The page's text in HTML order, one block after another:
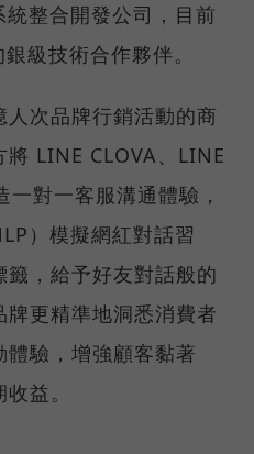
整合開發公司，目前
級技術合作夥伴。
次品牌行銷活動的商
LINE CLOVA、LINE
對一客服溝通體驗，
）模擬網紅對話習
，給予好友對話般的
更精準地洞悉消費者
驗，增強顧客黏著
益。